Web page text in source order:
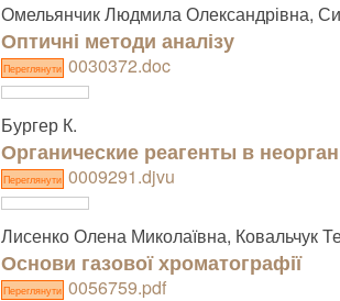
Омельянчик Людмила Олександрівна,
Оптичні методи аналізу
Переглянути 0030372.doc
Бургер К.
Органические реагенты в
Переглянути 0009291.djvu
Лисенко Олена Миколаївна, Ковальчук
Основи газової хроматографії
Переглянути 0056759.pdf